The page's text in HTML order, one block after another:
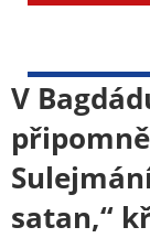
V
satan,“